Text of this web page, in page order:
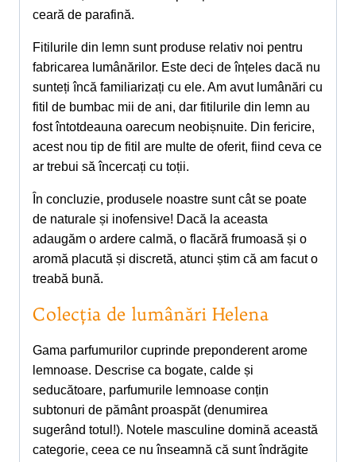
ceară de parafină.
Fitilurile din lemn sunt produse relativ noi pentru
fabricarea lumânărilor. Este deci de înțeles dacă nu
sunteți încă familiarizați cu ele. Am avut lumânări cu
fitil de bumbac mii de ani, dar fitilurile din lemn au
fost întotdeauna oarecum neobișnuite. Din fericire,
acest nou tip de fitil are multe de oferit, fiind ceva ce
ar trebui să încercați cu toții.
În concluzie, produsele noastre sunt cât se poate
de naturale și inofensive! Dacă la aceasta
adaugăm o ardere calmă, o flacără frumoasă și o
aromă placută și discretă, atunci știm că am facut o
treabă bună.
Colecţia de lumânări Helena
Gama parfumurilor cuprinde preponderent arome
lemnoase. Descrise ca bogate, calde și
seducătoare, parfumurile lemnoase conțin
subtonuri de pământ proaspăt (denumirea
sugerând totul!). Notele masculine domină această
categorie, ceea ce nu înseamnă că sunt îndrăgite